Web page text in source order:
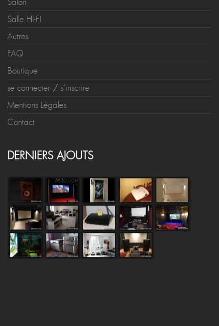
Salle HI-FI
Autres
FAQ
Boutique
se connecter / s'inscrire
Mentions Légales
Contact
DERNIERS AJOUTS